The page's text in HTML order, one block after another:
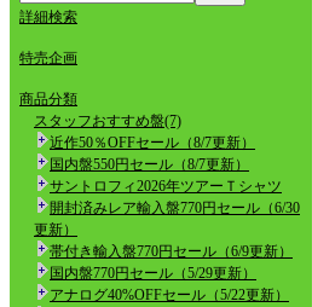
詳細検索
特売企画
商品分類
スタッフおすすめ盤(7)
近作50％OFFセール（8/7更新）
国内盤550円セール（8/7更新）
サントロフィ2026年ツアーＴシャツ
開封済みレア輸入盤770円セール（6/30
更新）
帯付き輸入盤770円セール（6/9更新）
国内盤770円セール（5/29更新）
アナログ40%OFFセール（5/22更新）